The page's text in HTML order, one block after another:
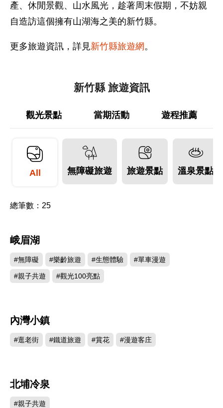
產、休閒景觀、山水風光，趁著周末假期，不妨親
自造訪這個擁有山湖海之美的新竹縣。
更多旅遊資訊，詳見新竹縣旅遊網。
新竹縣 旅遊資訊
觀光景點 當期活動 遊程推薦
All 無障礙旅遊 旅遊景點 溫泉景點
總筆數： 25
峨眉湖
#無障礙 #樂齡旅遊 #生態體驗 #單車漫遊
#親子共遊 #觀光100亮點
內灣小鎮
#逛老街 #鐵道旅遊 #賞花 #漫遊客庄
北埔冷泉
#親子共遊